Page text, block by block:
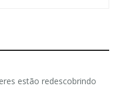
estão redescobrindo